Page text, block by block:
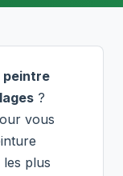
peintre
?
vous
plus